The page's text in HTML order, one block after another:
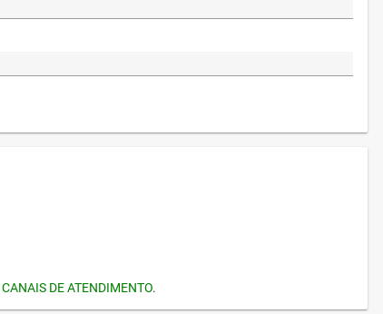
CANAIS DE ATENDIMENTO.